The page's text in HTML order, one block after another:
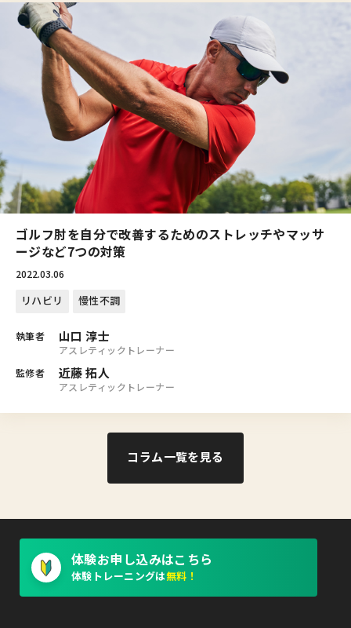
ゴルフ肘を自分で改善するためのストレッチやマッサ
ージなど7つの対策
2022.03.06
リハビリ 慢性不調
執筆者 山口 淳士
アスレティックトレーナー
監修者
近藤 拓人
アスレティックトレーナー
コラム一覧を見る
体験お申し込みはこちら
体験トレーニングは無料！